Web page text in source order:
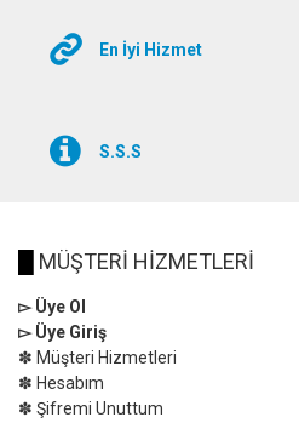
En İyi Hizmet
S.S.S
MÜŞTERİ HİZMETLERİ
▻ Üye Ol
▻ Üye Giriş
✽ Müşteri Hizmetleri
✽ Hesabım
✽ Şifremi Unuttum